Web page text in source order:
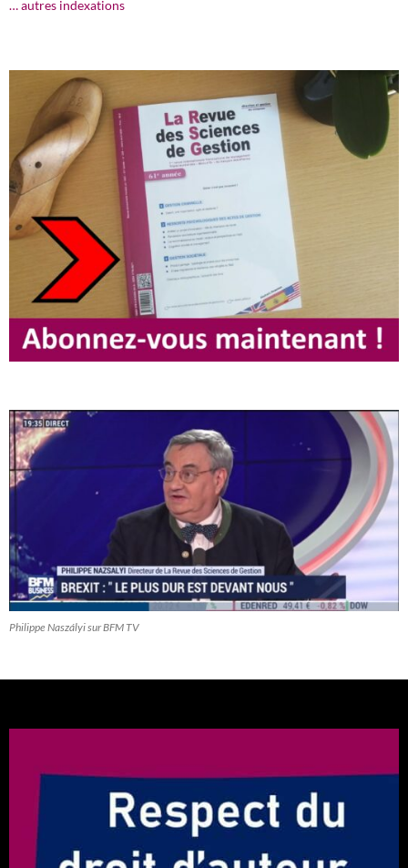
… autres indexations
Philippe Naszályi sur BFM TV